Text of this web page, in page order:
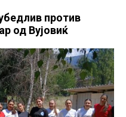
против
од Вујовиќ